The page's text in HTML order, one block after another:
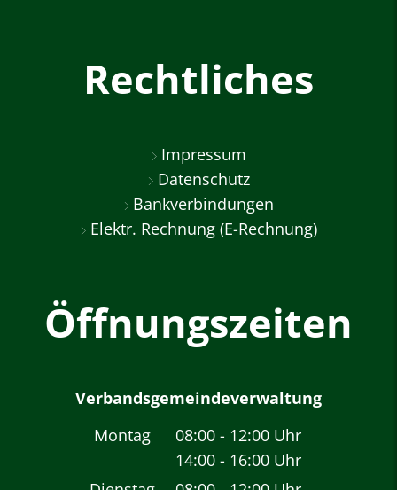
Rechtliches
Impressum
Datenschutz
Bankverbindungen
Elektr. Rechnung (E-Rechnung)
Öffnungszeiten
Verbandsgemeindeverwaltung
Montag
08:00 - 12:00 Uhr
Von 08:00 bis 12:00
14:00 - 16:00 Uhr
Von 14:00 bis 16:00